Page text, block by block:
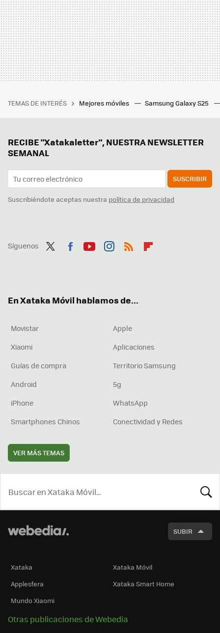
TEMAS DE INTERÉS Mejores móviles Samsung Galaxy S25
RECIBE "Xatakaletter", NUESTRA NEWSLETTER
SEMANAL
SUSCRIBIR
Suscribiéndote aceptas nuestra política de privacidad
Síguenos
En Xataka Móvil hablamos de...
Movistar
Apple
Xiaomi
Aplicaciones
Guías de compra
Territorio Samsung
Android
5g
iPhone
WhatsApp
Smartphones Chinos
Conectividad y Redes
VER MÁS TEMAS
SUBIR
Xataka
Xataka Móvil
Applesfera
Xataka Smart Home
Mundo Xiaomi
Otras publicaciones de Webedia